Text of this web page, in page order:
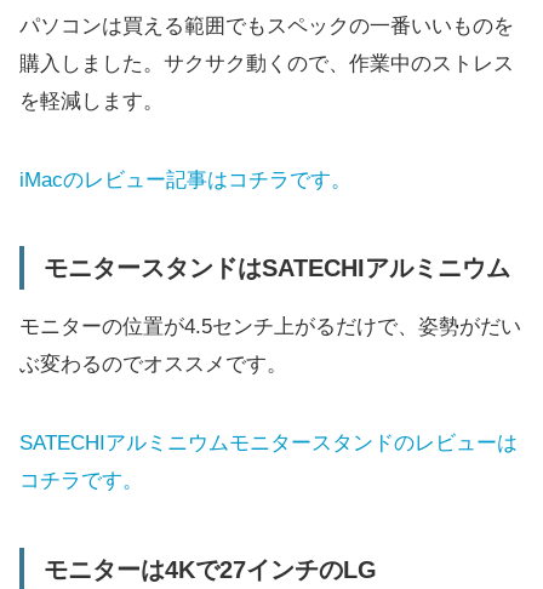
パソコンは買える範囲でもスペックの一番いいものを
購入しました。サクサク動くので、作業中のストレス
を軽減します。
iMacのレビュー記事はコチラです。
モニタースタンドはSATECHIアルミニウム
モニターの位置が4.5センチ上がるだけで、姿勢がだい
ぶ変わるのでオススメです。
SATECHIアルミニウムモニタースタンドのレビューは
コチラです。
モニターは4Kで27インチのLG